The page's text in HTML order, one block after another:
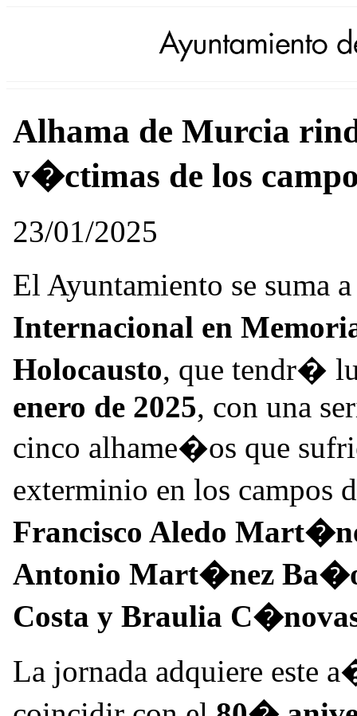
Alhama de Murcia
v�ctimas de los
23/01/2025
El Ayuntamiento se
Internacional en
Holocausto, que tendr�
enero de 2025, con una
cinco alhame�os que
exterminio en los campos
Francisco Aledo
Antonio Mart�nez
Costa y Braulia
La jornada adquiere este